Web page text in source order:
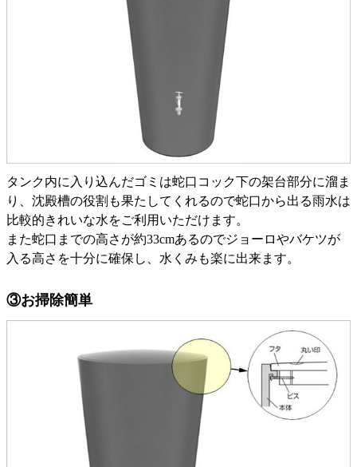
タンク内に入り込んだゴミは蛇口コック下の架台部分に溜ま
り、沈殿槽の役割も果たしてくれるので蛇口から出る雨水は
比較的きれいな水をご利用いただけます。
また蛇口までの高さが約33cmあるのでジョーロやバケツが
入る高さを十分に確保し、水くみも楽に出来ます。
③お掃除簡単